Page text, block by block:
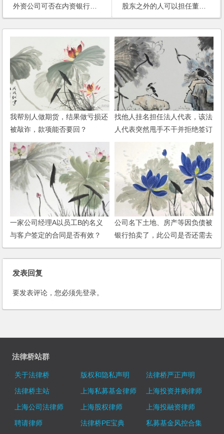
外资公司可否在内资银行贷款？
股东之外的人可以担任董事吗？一个自然人股东能不能委派两名代表担任董事？
我帮别人做期货，结果做亏损还
被敲诈，款项能否要回？
找他人挂名担任法人代表，该法
人代表突然甩手不干并拒绝签订
一家公司经理A以员工B的名义
与客户签定的合同是否有效？
公司名下土地、房产等因负债被
银行拍卖了，此公司是否还需去
办理注销？
发表回复
要发表评论，您必须先登录。
法律桥站群
关于法律桥 版权和隐私声明
法律桥严正声明
法律桥主站
上海私募基金律师
上海投资并购律师
上海公司法律师
上海股权律师
上海投融资律师
聘请律师
法律桥PE宝典
私募基金风控合集